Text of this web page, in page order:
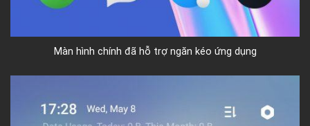
Màn hình chính đã hỗ trợ ngăn kéo ứng dụng